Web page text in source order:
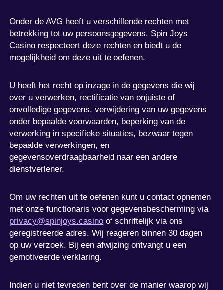
Onder de AVG heeft u verschillende rechten met
betrekking tot uw persoonsgegevens. Spin Joys
Casino respecteert deze rechten en biedt u de
mogelijkheid om deze uit te oefenen.
U heeft het recht op inzage in de gegevens die wij
over u verwerken, rectificatie van onjuiste of
onvolledige gegevens, verwijdering van uw gegevens
onder bepaalde voorwaarden, beperking van de
verwerking in specifieke situaties, bezwaar tegen
bepaalde verwerkingen, en
gegevensoverdraagbaarheid naar een andere
dienstverlener.
Om uw rechten uit te oefenen kunt u contact opnemen
met onze functionaris voor gegevensbescherming via
privacy@spinjoys.casino of schriftelijk via ons
geregistreerde adres. Wij reageren binnen 30 dagen
op uw verzoek. Bij een afwijzing ontvangt u een
gemotiveerde verklaring.
Indien u niet tevreden bent over de manier waarop wij